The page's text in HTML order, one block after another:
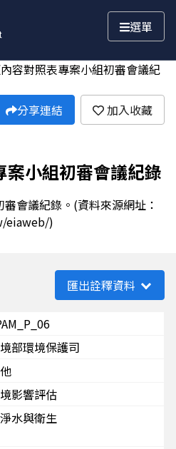
選單
容對照表專案小組初審會議紀
分享連結
加入收藏
案小組初審會議紀錄
會議紀錄。(資料來源網址：
eiaweb/)
匯出詮釋資料
部環境保護司
影響評估
水與衛生